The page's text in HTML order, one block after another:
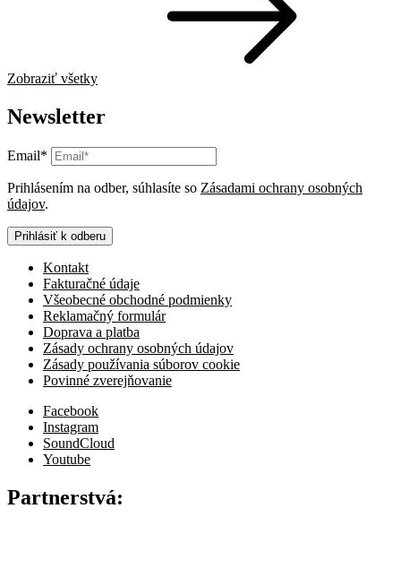
Zobraziť všetky
Newsletter
Email*
Prihlásením na odber, súhlasíte so Zásadami ochrany osobných
údajov.
Prihlásiť k odberu
Kontakt
Fakturačné údaje
Všeobecné obchodné podmienky
Reklamačný formulár
Doprava a platba
Zásady ochrany osobných údajov
Zásady používania súborov cookie
Povinné zverejňovanie
Facebook
Instagram
SoundCloud
Youtube
Partnerstvá: